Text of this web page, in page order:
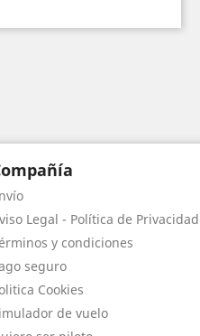
Legal - Política de Privacidad
y condiciones
seguro
Cookies
de vuelo